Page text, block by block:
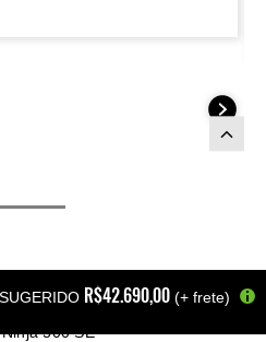
incluindo a pilotagem diária.
R$42.690,00 (+ frete)
Ninja 500 SE